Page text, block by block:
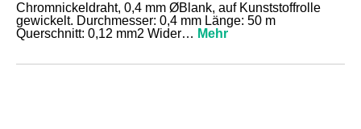
Chromnickeldraht, 0,4 mm ØBlank, auf Kunststoffrolle
gewickelt. Durchmesser: 0,4 mm Länge: 50 m
Querschnitt: 0,12 mm2 Wider… Mehr